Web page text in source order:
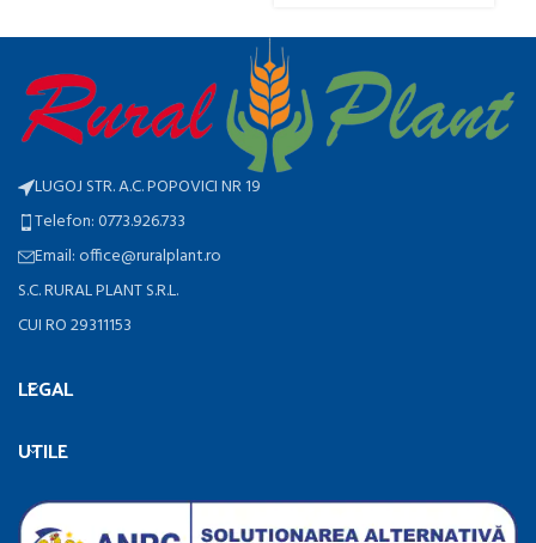
LUGOJ STR. A.C. POPOVICI NR 19
Telefon: 0773.926.733
Email: office@ruralplant.ro
S.C. RURAL PLANT S.R.L.
CUI RO 29311153
LEGAL
UTILE